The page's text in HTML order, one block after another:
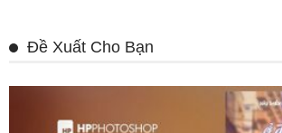
Đề Xuất Cho Bạn